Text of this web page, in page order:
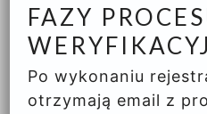
FAZY
Po wykonaniu
otrzymają email z